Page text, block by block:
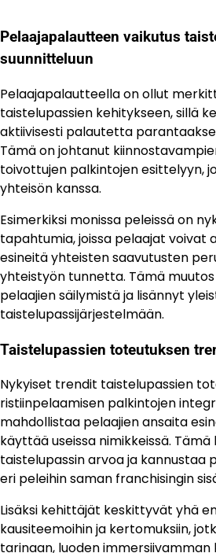
Pelaajapalautteen vaikutus
suunnitteluun
Pelaajapalautteella on ollut
taistelupassien kehitykseen, sillä
aktiivisesti palautetta
Tämä on johtanut
toivottujen palkintojen esittelyyn,
yhteisön kanssa.
Esimerkiksi monissa peleissä on
tapahtumia, joissa pelaajat voivat
esineitä yhteisten saavutusten
yhteistyön tunnetta. Tämä
pelaajien säilymistä ja lisännyt
taistelupassijärjestelmään.
Taistelupassien toteutuksen
Nykyiset trendit taistelupassien
ristiinpelaamisen palkintojen
mahdollistaa pelaajien ansaita
käyttää useissa nimikkeissä.
taistelupassin arvoa ja kannustaa
eri peleihin saman franchisingin
Lisäksi kehittäjät keskittyvät yhä
kausiteemoihin ja kertomuksiin,
tarinaan, luoden immersiivamman